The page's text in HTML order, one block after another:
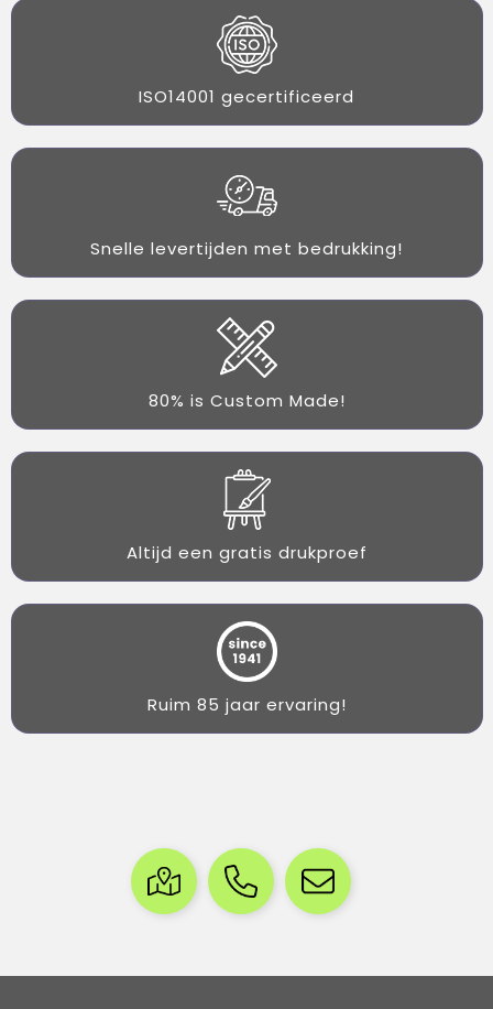
ISO14001 gecertificeerd
Snelle levertijden met bedrukking!
80% is Custom Made!
Altijd een gratis drukproef
Ruim 85 jaar ervaring!